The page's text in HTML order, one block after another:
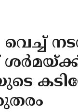
വെച്ച്